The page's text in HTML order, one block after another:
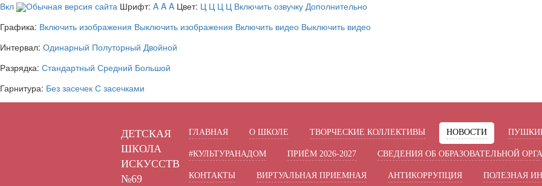
Вкл Обычная версия сайта Шрифт: A A A Цвет: Ц Ц Ц Ц Включить озвучку Дополнительно
Графика: Включить изображения Выключить изображения Включить видео Выключить видео
Интервал: Одинарный Полуторный Двойной
Разрядка: Стандартный Средний Большой
Гарнитура: Без засечек С засечками
ДЕТСКАЯ
ШКОЛА
ИСКУССТВ
№69
ГЛАВНАЯ О ШКОЛЕ ТВОРЧЕСКИЕ КОЛЛЕКТИВЫ НОВОСТИ
#КУЛЬТУРАНАДОМ ПРИЁМ 2026-2027 СВЕДЕНИЯ ОБ ОБРАЗОВАТЕЛЬНОЙ
КОНТАКТЫ ВИРТУАЛЬНАЯ ПРИЕМНАЯ АНТИКОРРУПЦИЯ ПОЛЕЗНАЯ